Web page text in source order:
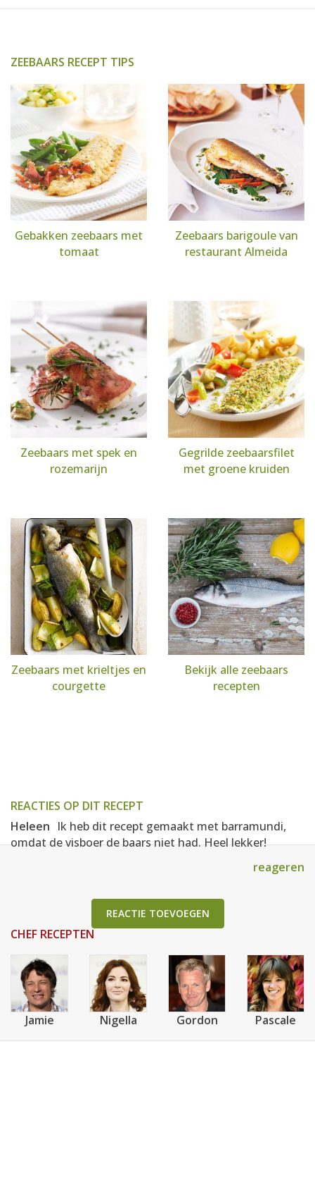
ZEEBAARS RECEPT TIPS
Gebakken zeebaars met
tomaat
Zeebaars barigoule van
restaurant Almeida
Zeebaars met spek en
rozemarijn
Gegrilde zeebaarsfilet
met groene kruiden
Zeebaars met krieltjes en
courgette
Bekijk alle zeebaars
recepten
REACTIES OP DIT RECEPT
Heleen Ik heb dit recept gemaakt met barramundi,
omdat de visboer de baars niet had. Heel lekker!
reageren
REACTIE TOEVOEGEN
CHEF RECEPTEN
Jamie Nigella Gordon Pascale